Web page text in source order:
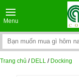
Menu
Trang chủ / DELL / Docking